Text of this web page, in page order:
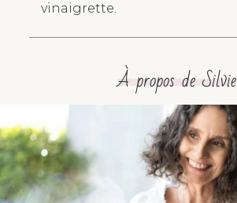
vinaigrette.
À propos de Silvie